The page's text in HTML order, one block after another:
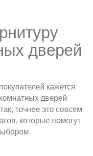
дверей
кажется
дверей
точнее это совсем
которые помогут